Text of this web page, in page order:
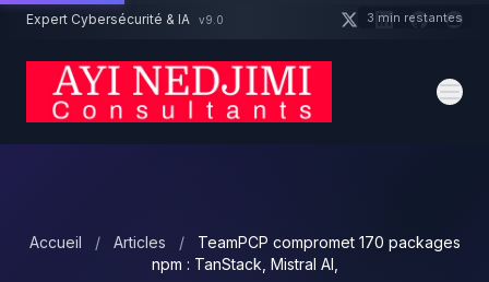
Aller au contenu principal
Expert Cybersécurité & IA v9.0
Accueil / Articles /
TeamPCP compromet 170 packages
npm : TanStack, Mistral AI,
Un projet cybersécurité ? 3 min restantes